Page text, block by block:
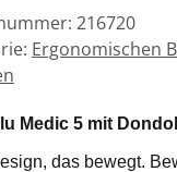
216720
Ergonomischen
Medic 5 mit
das bewegt.